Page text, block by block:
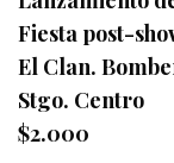
Fiesta post-
El Clan.
Stgo. Centro
$2.000